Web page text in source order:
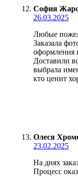
София
26.03.2025
Любые
Заказала
оформления
Доставили
выбрала
кто ценит
Олеся
23.02.2025
На днях
Процесс